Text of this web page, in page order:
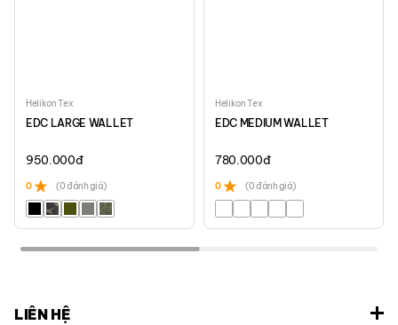
Helikon Tex
EDC LARGE WALLET
950.000đ
0 (0 đánh giá)
Helikon Tex
EDC MEDIUM WALLET
780.000đ
0 (0 đánh giá)
LIÊN HỆ